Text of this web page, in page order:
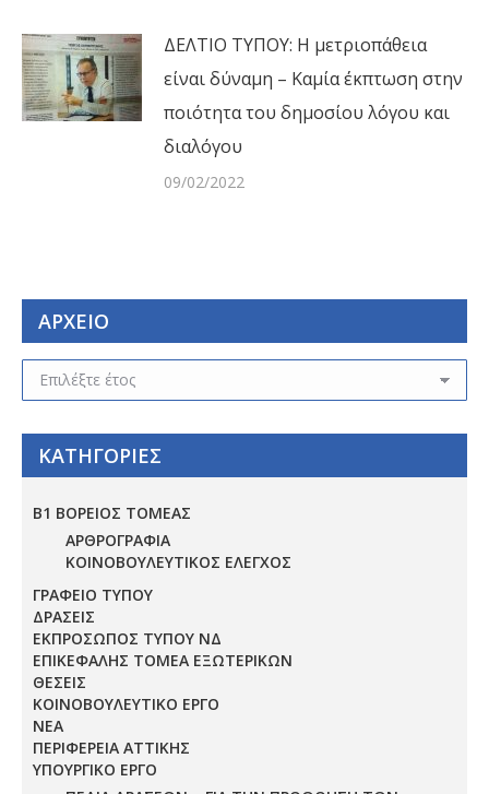
ΔΕΛΤΙΟ ΤΥΠΟΥ: Η μετριοπάθεια
είναι δύναμη – Καμία έκπτωση στην
ποιότητα του δημοσίου λόγου και
διαλόγου
09/02/2022
ΑΡΧΕΙΟ
ΑΡΧΕΙΟ
ΚΑΤΗΓΟΡΙΕΣ
Β1 ΒΟΡΕΙΟΣ ΤΟΜΕΑΣ
ΑΡΘΡΟΓΡΑΦΙΑ
ΚΟΙΝΟΒΟΥΛΕΥΤΙΚΟΣ ΕΛΕΓΧΟΣ
ΓΡΑΦΕΙΟ ΤΥΠΟΥ
ΔΡΑΣΕΙΣ
ΕΚΠΡΟΣΩΠΟΣ ΤΥΠΟΥ ΝΔ
ΕΠΙΚΕΦΑΛΗΣ ΤΟΜΕΑ ΕΞΩΤΕΡΙΚΩΝ
ΘΕΣΕΙΣ
ΚΟΙΝΟΒΟΥΛΕΥΤΙΚΟ ΕΡΓΟ
ΝΕΑ
ΠΕΡΙΦΕΡΕΙΑ ΑΤΤΙΚΗΣ
ΥΠΟΥΡΓΙΚΟ ΕΡΓΟ